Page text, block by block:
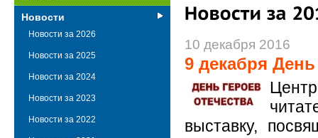
10 декабря 2016
9 декабря
выставку,
Новости
Новости за 2026
Новости за 2025
Новости за 2024
Новости за 2023
Новости за 2022